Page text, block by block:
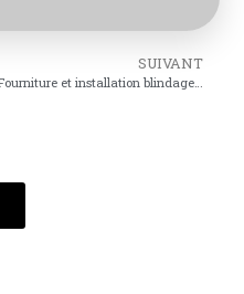
SUIVANT
Fourniture et installation blindages porte Paris 20eme